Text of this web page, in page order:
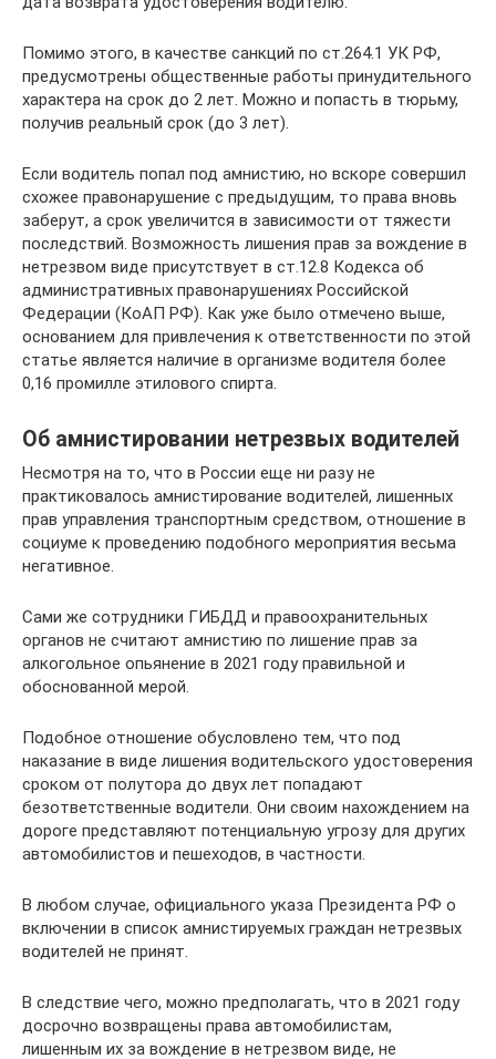
Помимо этого, в качестве санкций по ст.264.1 УК РФ,
предусмотрены общественные работы принудительного
характера на срок до 2 лет. Можно и попасть в тюрьму,
получив реальный срок (до 3 лет).
Если водитель попал под амнистию, но вскоре совершил
схожее правонарушение с предыдущим, то права вновь
заберут, а срок увеличится в зависимости от тяжести
последствий. Возможность лишения прав за вождение в
нетрезвом виде присутствует в ст.12.8 Кодекса об
административных правонарушениях Российской
Федерации (КоАП РФ). Как уже было отмечено выше,
основанием для привлечения к ответственности по этой
статье является наличие в организме водителя более
0,16 промилле этилового спирта.
Об амнистировании нетрезвых водителей
Несмотря на то, что в России еще ни разу не
практиковалось амнистирование водителей, лишенных
прав управления транспортным средством, отношение в
социуме к проведению подобного мероприятия весьма
негативное.
Сами же сотрудники ГИБДД и правоохранительных
органов не считают амнистию по лишение прав за
алкогольное опьянение в 2021 году правильной и
обоснованной мерой.
Подобное отношение обусловлено тем, что под
наказание в виде лишения водительского удостоверения
сроком от полутора до двух лет попадают
безответственные водители. Они своим нахождением на
дороге представляют потенциальную угрозу для других
автомобилистов и пешеходов, в частности.
В любом случае, официального указа Президента РФ о
включении в список амнистируемых граждан нетрезвых
водителей не принят.
В следствие чего, можно предполагать, что в 2021 году
досрочно возвращены права автомобилистам,
лишенным их за вождение в нетрезвом виде, не